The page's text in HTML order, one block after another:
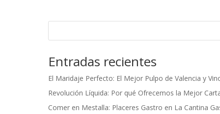
Entradas recientes
El Maridaje Perfecto: El Mejor Pulpo de Valencia y
Revolución Líquida: Por qué Ofrecemos la Mejor
Comer en Mestalla: Placeres Gastro en La Cantina